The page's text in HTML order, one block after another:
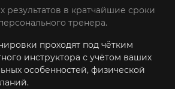
результатов в кратчайшие сроки
тренера.
проходят под чётким
инструктора с учётом ваших
особенностей, физической